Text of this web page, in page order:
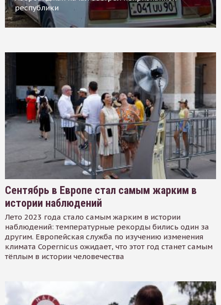
республики
Сентябрь в Европе стал самым жарким в
истории наблюдений
Лето 2023 года стало самым жарким в истории
наблюдений: температурные рекорды бились один за
другим. Европейская служба по изучению изменения
климата Copernicus ожидает, что этот год станет самым
тёплым в истории человечества